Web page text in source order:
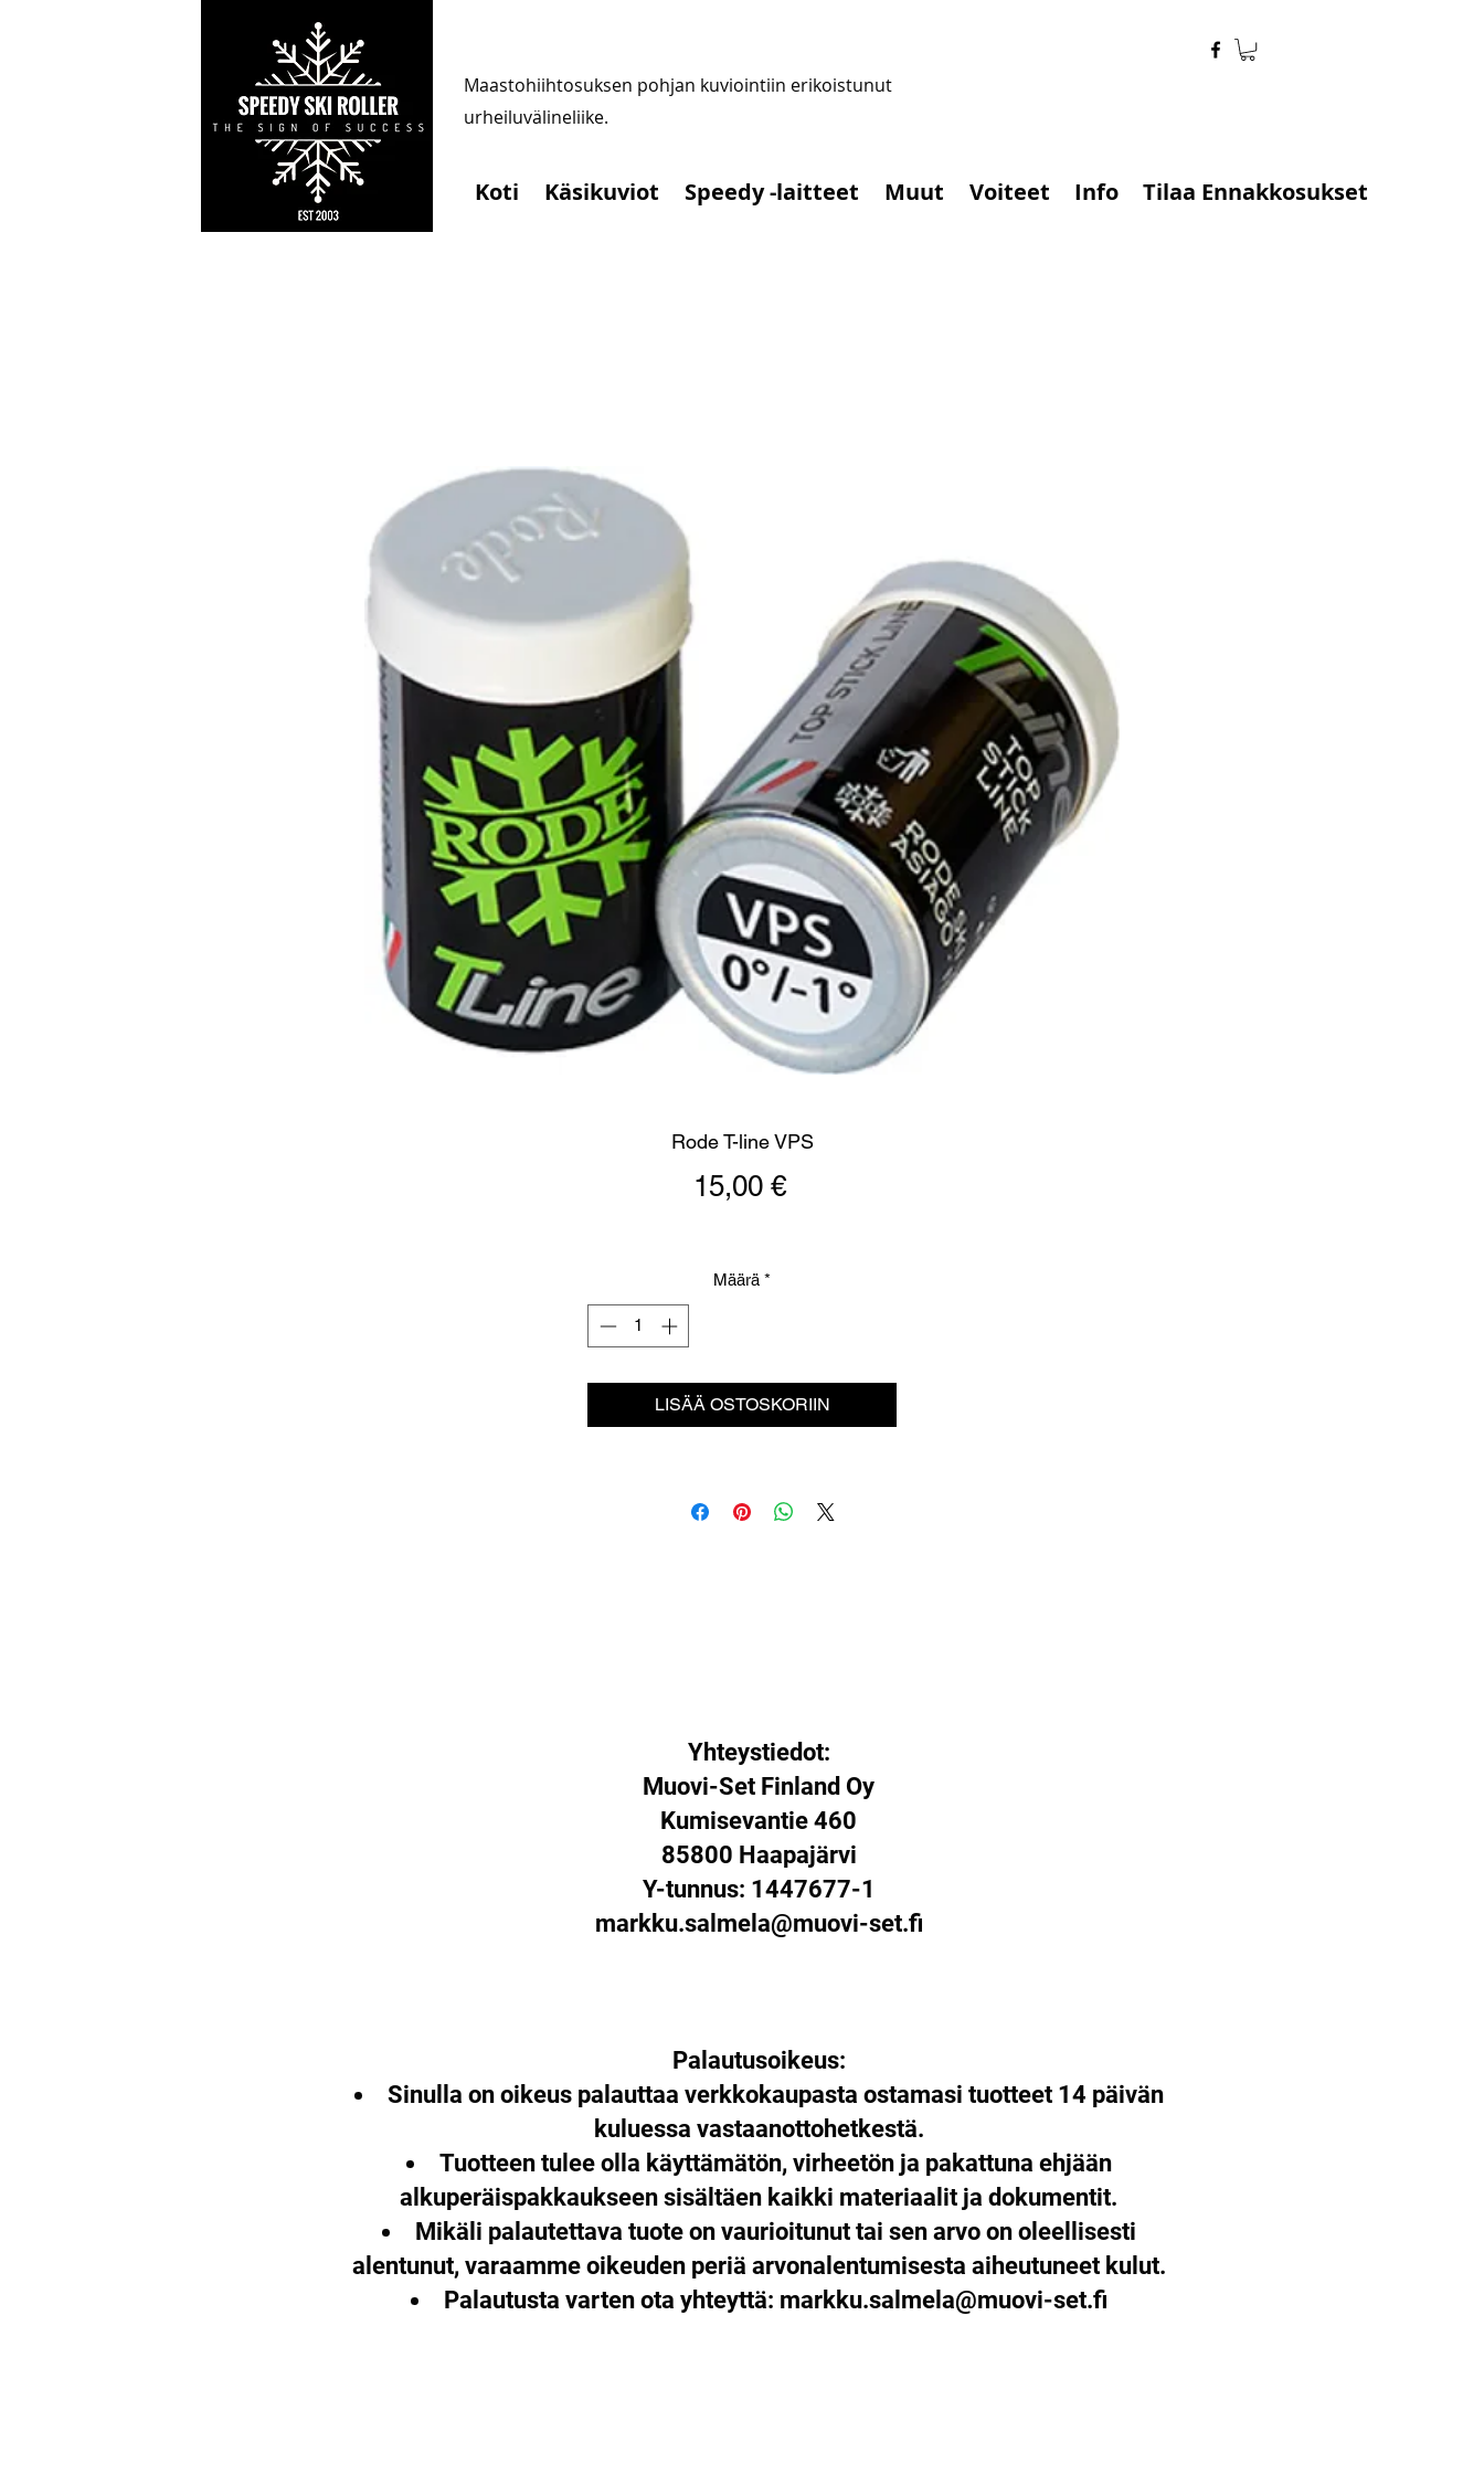
Maastohiihtosuksen pohjan kuviointiin erikoistunut
urheiluvälineliike.
Koti Käsikuviot Speedy -laitteet Muut Voiteet Info Tilaa Ennakkosukset
Rode T-line VPS
15,00 €Hinta
Määrä *
LISÄÄ OSTOSKORIIN
Yhteystiedot:
Muovi-Set Finland Oy
Kumisevantie 460
85800 Haapajärvi
Y-tunnus: 1447677-1
markku.salmela@muovi-set.fi
Palautusoikeus:
Sinulla on oikeus palauttaa verkkokaupasta ostamasi tuotteet 14 päivän
kuluessa vastaanottohetkestä.
Tuotteen tulee olla käyttämätön, virheetön ja pakattuna ehjään
alkuperäispakkaukseen sisältäen kaikki materiaalit ja dokumentit.
Mikäli palautettava tuote on vaurioitunut tai sen arvo on oleellisesti
alentunut, varaamme oikeuden periä arvonalentumisesta aiheutuneet kulut.
Palautusta varten ota yhteyttä: markku.salmela@muovi-set.fi